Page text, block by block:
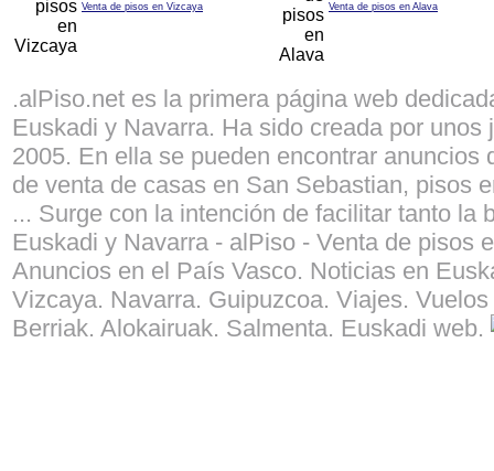
Venta de pisos en Vizcaya Venta de pisos en Alava
.alPiso.net es la primera página web
Euskadi y Navarra. Ha sido creada por
2005. En ella se pueden encontrar
de venta de casas en San Sebastian, pisos
... Surge con la intención de facilitar tanto la
Euskadi y Navarra - alPiso - Venta de pisos
Anuncios en el País Vasco. Noticias en
Vizcaya. Navarra. Guipuzcoa. Viajes.
Berriak. Alokairuak. Salmenta. Euskadi web.